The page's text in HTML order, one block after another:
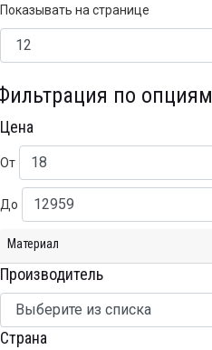
Показывать на странице
по опциям
Цена
От
До
Материал
Производитель
Страна